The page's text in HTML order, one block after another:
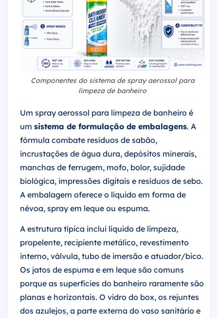
Componentes do sistema de spray aerossol para
limpeza de banheiro
Um spray aerossol para limpeza de banheiro é
um sistema de formulação de embalagens. A
fórmula combate resíduos de sabão,
incrustações de água dura, depósitos minerais,
manchas de ferrugem, mofo, bolor, sujidade
biológica, impressões digitais e resíduos de sebo.
A embalagem oferece o líquido em forma de
névoa, spray em leque ou espuma.
A estrutura típica inclui líquido de limpeza,
propelente, recipiente metálico, revestimento
interno, válvula, tubo de imersão e atuador/bico.
Os jatos de espuma e em leque são comuns
porque as superfícies do banheiro raramente são
planas e horizontais. O vidro do box, os rejuntes
dos azulejos, a parte externa do vaso sanitário e